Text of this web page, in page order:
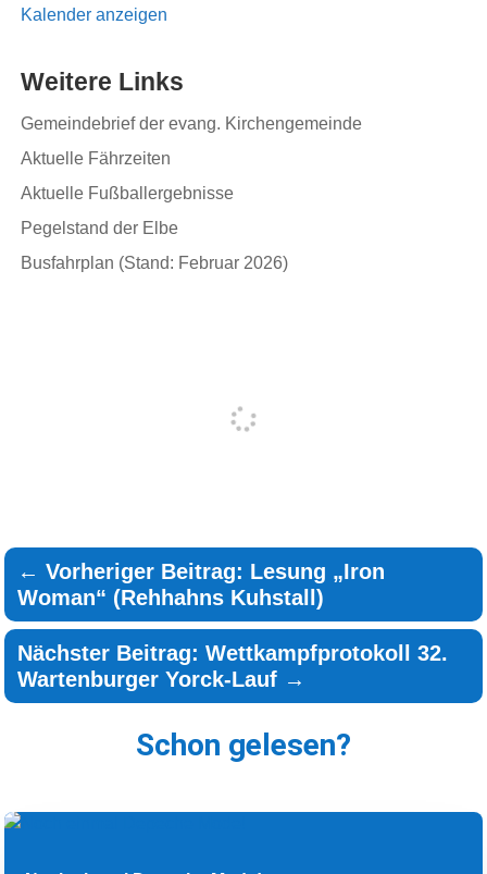
Kalender anzeigen
Weitere Links
Gemeindebrief der evang. Kirchengemeinde
Aktuelle Fährzeiten
Aktuelle Fußballergebnisse
Pegelstand der Elbe
Busfahrplan (Stand: Februar 2026)
←Vorheriger Beitrag: Lesung „Iron
Woman“ (Rehhahns Kuhstall)
Nächster Beitrag: Wettkampfprotokoll 32.
Wartenburger Yorck-Lauf →
Schon gelesen?